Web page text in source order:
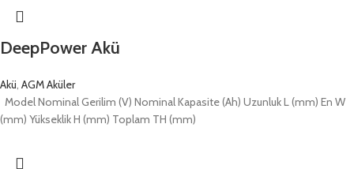
DeepPower Akü
Akü, AGM Aküler
Model Nominal Gerilim (V) Nominal Kapasite (Ah) Uzunluk L (mm) En W
(mm) Yükseklik H (mm) Toplam TH (mm)